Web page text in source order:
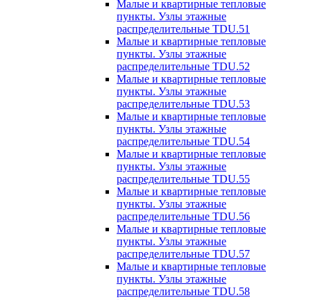
Малые и квартирные тепловые
пункты. Узлы этажные
распределительные TDU.51
Малые и квартирные тепловые
пункты. Узлы этажные
распределительные TDU.52
Малые и квартирные тепловые
пункты. Узлы этажные
распределительные TDU.53
Малые и квартирные тепловые
пункты. Узлы этажные
распределительные TDU.54
Малые и квартирные тепловые
пункты. Узлы этажные
распределительные TDU.55
Малые и квартирные тепловые
пункты. Узлы этажные
распределительные TDU.56
Малые и квартирные тепловые
пункты. Узлы этажные
распределительные TDU.57
Малые и квартирные тепловые
пункты. Узлы этажные
распределительные TDU.58